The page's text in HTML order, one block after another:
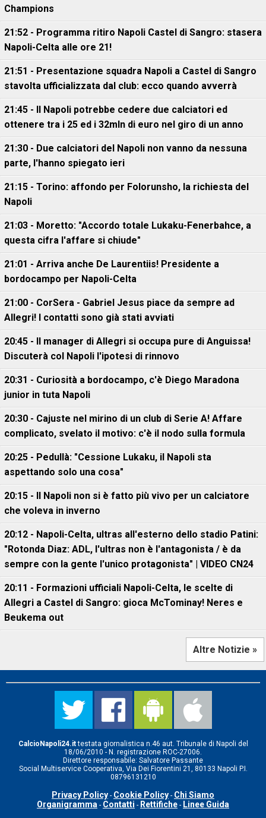
Champions
21:52 - Programma ritiro Napoli Castel di Sangro: stasera
Napoli-Celta alle ore 21!
21:51 - Presentazione squadra Napoli a Castel di Sangro
stavolta ufficializzata dal club: ecco quando avverrà
21:45 - Il Napoli potrebbe cedere due calciatori ed
ottenere tra i 25 ed i 32mln di euro nel giro di un anno
21:30 - Due calciatori del Napoli non vanno da nessuna
parte, l'hanno spiegato ieri
21:15 - Torino: affondo per Folorunsho, la richiesta del
Napoli
21:03 - Moretto: "Accordo totale Lukaku-Fenerbahce, a
questa cifra l'affare si chiude"
21:01 - Arriva anche De Laurentiis! Presidente a
bordocampo per Napoli-Celta
21:00 - CorSera - Gabriel Jesus piace da sempre ad
Allegri! I contatti sono già stati avviati
20:45 - Il manager di Allegri si occupa pure di Anguissa!
Discuterà col Napoli l'ipotesi di rinnovo
20:31 - Curiosità a bordocampo, c'è Diego Maradona
junior in tuta Napoli
20:30 - Cajuste nel mirino di un club di Serie A! Affare
complicato, svelato il motivo: c'è il nodo sulla formula
20:25 - Pedullà: "Cessione Lukaku, il Napoli sta
aspettando solo una cosa"
20:15 - Il Napoli non si è fatto più vivo per un calciatore
che voleva in inverno
20:12 - Napoli-Celta, ultras all'esterno dello stadio Patini:
"Rotonda Diaz: ADL, l'ultras non è l'antagonista / è da
sempre con la gente l'unico protagonista" | VIDEO CN24
20:11 - Formazioni ufficiali Napoli-Celta, le scelte di
Allegri a Castel di Sangro: gioca McTominay! Neres e
Beukema out
Altre Notizie »
CalcioNapoli24.ittestata giornalistica n.46 aut. Tribunale di Napoli del
18/06/2010 - N. registrazione ROC-27006.
Direttore responsabile: Salvatore Passante
Social Multiservice Cooperativa, Via Dei Fiorentini 21, 80133 Napoli P.I.
08796131210
Privacy Policy - Cookie Policy - Chi Siamo
Organigramma - Contatti - Rettifiche - Linee Guida